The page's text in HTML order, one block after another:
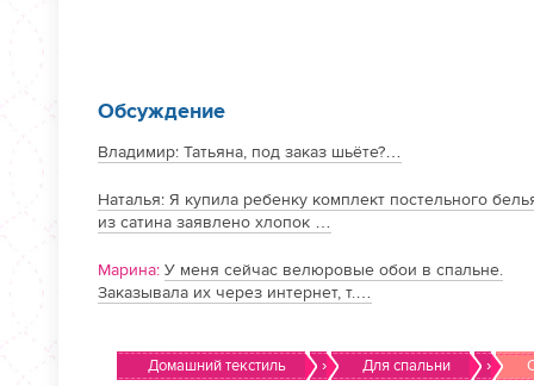
Обсуждение
Владимир:Татьяна, под заказ шьёте?…
Наталья:Я купила ребенку комплект постельного
из сатина заявлено хлопок …
Марина:У меня сейчас велюровые обои в спальне.
Заказывала их через интернет, т.…
Домашний текстиль › Для спальни ›